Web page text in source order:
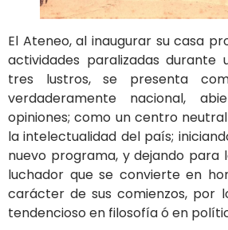
El Ateneo, al inaugurar su casa
actividades paralizadas durante
tres lustros, se presenta
verdaderamente nacional,
opiniones; como un centro
la intelectualidad del país;
nuevo programa, y dejando para
luchador que se convierte en
carácter de sus comienzos, por
tendencioso en filosofía ó en